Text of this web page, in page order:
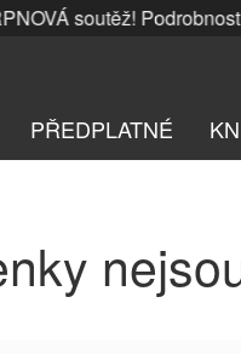
soutěž! Podrobnosti
PŘEDPLATNÉ